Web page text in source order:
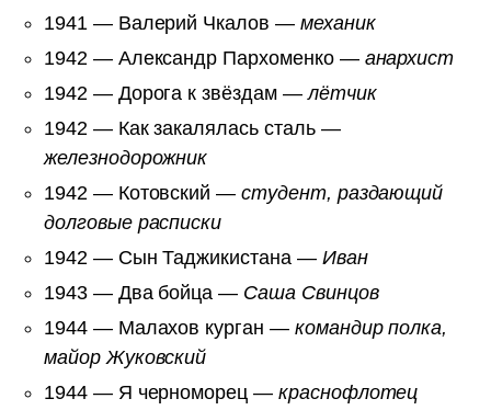
1941 — Валерий Чкалов — механик
1942 — Александр Пархоменко — анархист
1942 — Дорога к звёздам —лётчик
1942 — Как закалялась сталь —
железнодорожник
1942 — Котовский —студент, раздающий
долговые расписки
1942 — Сын Таджикистана — Иван
1943 — Два бойца — Саша Свинцов
1944 — Малахов курган — командир полка,
майор Жуковский
1944 — Я черноморец — краснофлотец